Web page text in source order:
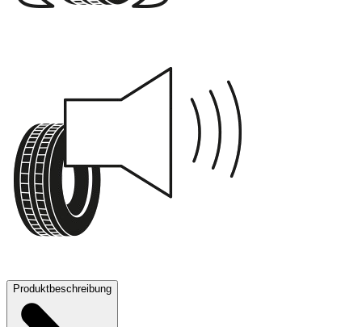
Produktbeschreibung